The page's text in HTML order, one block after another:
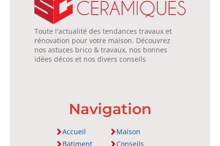
Toute l'actualité des tendances travaux et
rénovation pour votre maison. Découvrez
nos astuces brico & travaux, nos bonnes
idées décos et nos divers conseils
Navigation
Accueil
Batiment
Maison
Conseils